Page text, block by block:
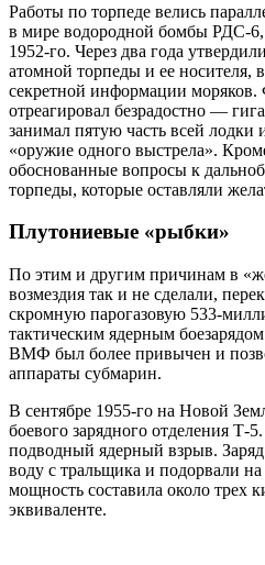
Работы по торпеде велись
в мире водородной бомбы РДС-6,
1952-го. Через два года
атомной торпеды и ее носителя,
секретной информации
отреагировал безрадостно —
занимал пятую часть всей лодки
«оружие одного выстрела».
обоснованные вопросы к
торпеды, которые оставляли
Плутониевые «рыбки»
По этим и другим причинам в
возмездия так и не сделали,
скромную парогазовую 533-
тактическим ядерным
ВМФ был более привычен и
аппараты субмарин.
В сентябре 1955-го на Новой
боевого зарядного отделения
подводный ядерный взрыв.
воду с тральщика и подорвали
мощность составила около трех
эквиваленте.